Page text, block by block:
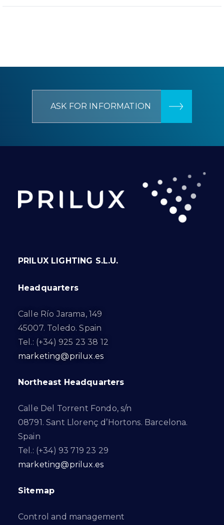
ASK FOR INFORMATION
PRILUX LIGHTING S.L.U.
Headquarters
Calle Río Jarama, 149
45007. Toledo. Spain
Tel.: (+34) 925 23 38 12
marketing@prilux.es
Northeast Headquarters
Calle Del Torrent Fondo, s/n
08791. Sant Llorenç d’Hortons. Barcelona.
Spain
Tel.: (+34) 93 719 23 29
marketing@prilux.es
Sitemap
Control and management